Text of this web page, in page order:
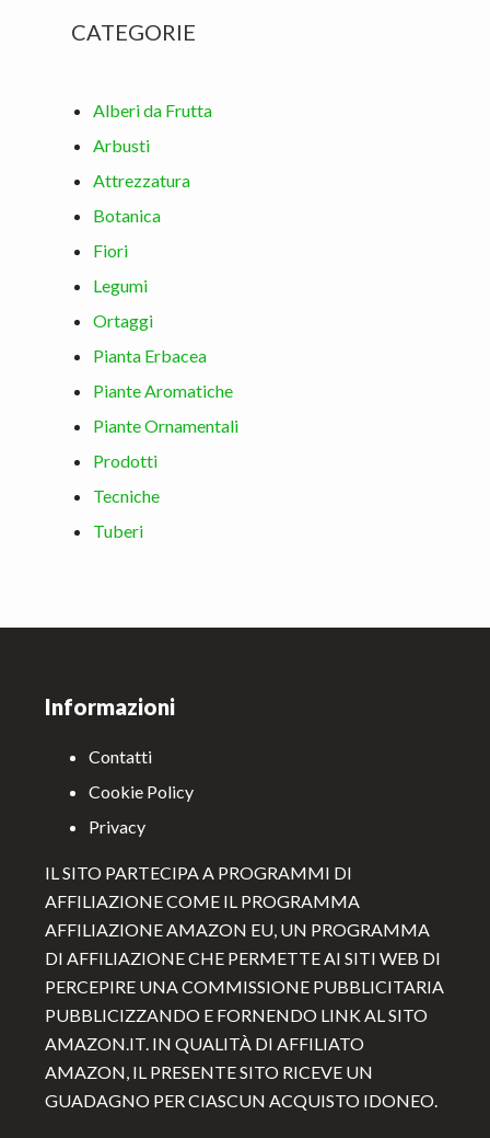
CATEGORIE
Alberi da Frutta
Arbusti
Attrezzatura
Botanica
Fiori
Legumi
Ortaggi
Pianta Erbacea
Piante Aromatiche
Piante Ornamentali
Prodotti
Tecniche
Tuberi
Informazioni
Contatti
Cookie Policy
Privacy
IL SITO PARTECIPA A PROGRAMMI DI
AFFILIAZIONE COME IL PROGRAMMA
AFFILIAZIONE AMAZON EU, UN PROGRAMMA
DI AFFILIAZIONE CHE PERMETTE AI SITI WEB DI
PERCEPIRE UNA COMMISSIONE PUBBLICITARIA
PUBBLICIZZANDO E FORNENDO LINK AL SITO
AMAZON.IT. IN QUALITÀ DI AFFILIATO
AMAZON, IL PRESENTE SITO RICEVE UN
GUADAGNO PER CIASCUN ACQUISTO IDONEO.